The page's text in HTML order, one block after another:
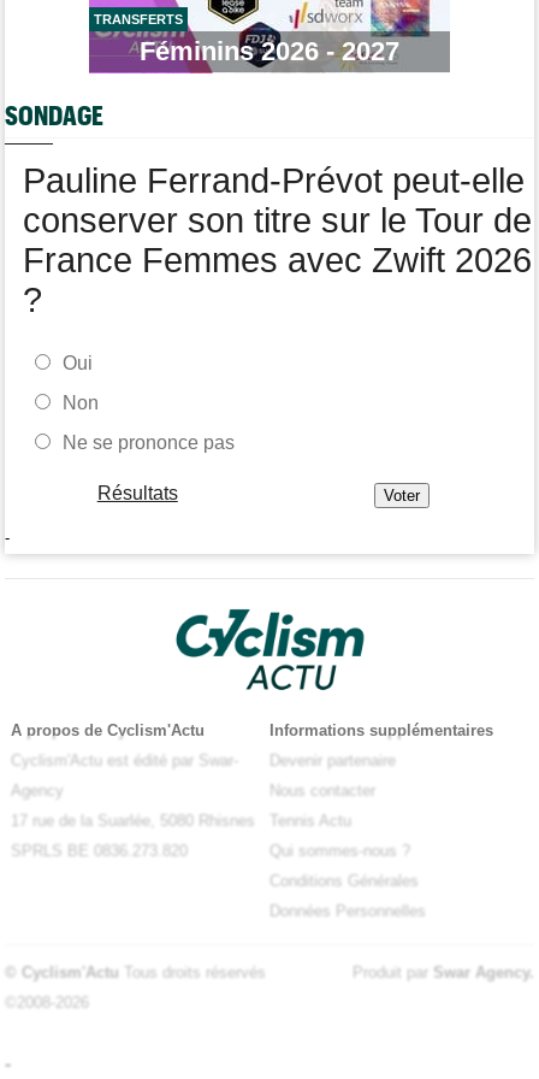
Tour de France Femmes, Pologne, Burgos… au programme de la
semaine
TV
TRANSFERTS
Féminins 2026 - 2027
SONDAGE
Pauline Ferrand-Prévot peut-elle
conserver son titre sur le Tour de
France Femmes avec Zwift 2026
?
Oui
Non
Ne se prononce pas
Résultats
-
A propos de Cyclism'Actu
Cyclism'Actu est édité par Swar-
Agency
17 rue de la Suarlée, 5080 Rhisnes
SPRLS BE 0836.273.820
Informations supplémentaires
Devenir partenaire
Nous contacter
Tennis Actu
Qui sommes-nous ?
Conditions Générales
Données Personnelles
© Cyclism'Actu Tous droits réservés
©2008-2026
Produit par Swar Agency.
-